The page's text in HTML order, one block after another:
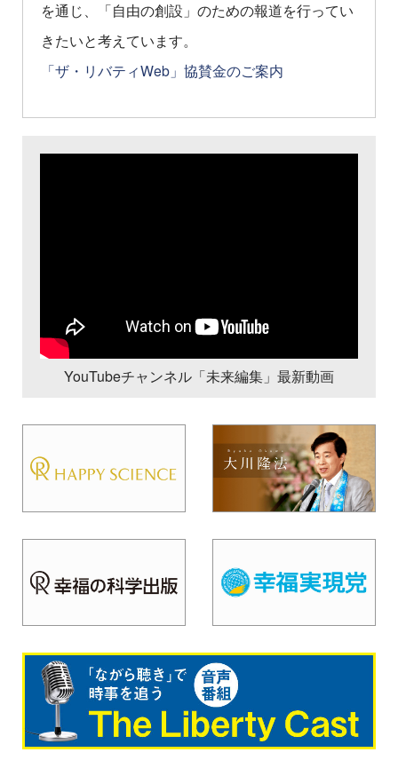
を通じ、「自由の創設」のための報道を行ってい
きたいと考えています。
「ザ・リバティWeb」協賛金のご案内
YouTubeチャンネル「未来編集」最新動画